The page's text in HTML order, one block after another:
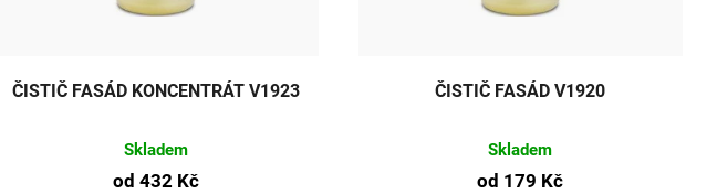
ČISTIČ FASÁD KONCENTRÁT V1923
Skladem
od 432 Kč
ČISTIČ FASÁD V1920
Skladem
od 179 Kč